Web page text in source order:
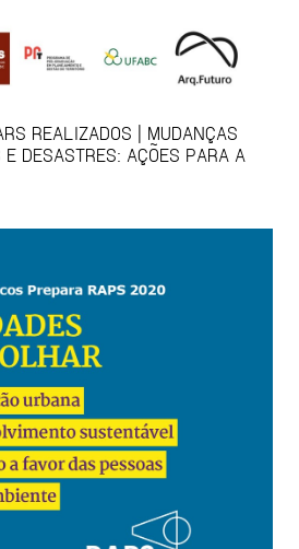
REALIZADOS | MUDANÇAS
DESASTRES: AÇÕES PARA A